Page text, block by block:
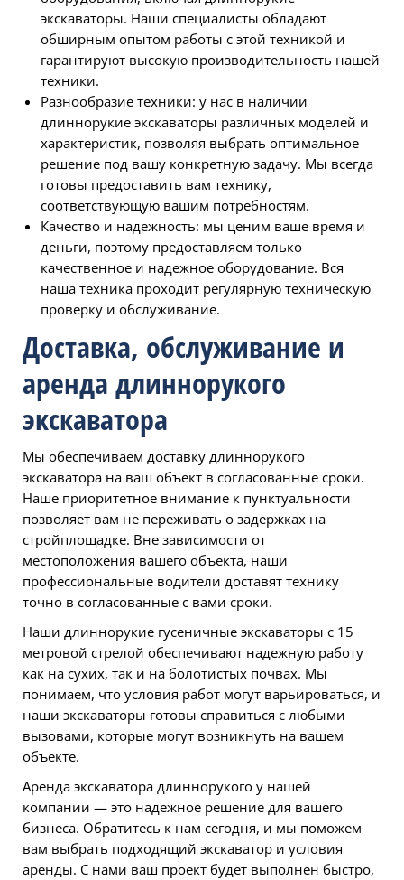
экскаваторы. Наши специалисты обладают
обширным опытом работы с этой техникой и
гарантируют высокую производительность нашей
техники.
Разнообразие техники: у нас в наличии
длиннорукие экскаваторы различных моделей и
характеристик, позволяя выбрать оптимальное
решение под вашу конкретную задачу. Мы всегда
готовы предоставить вам технику,
соответствующую вашим потребностям.
Качество и надежность: мы ценим ваше время и
деньги, поэтому предоставляем только
качественное и надежное оборудование. Вся
наша техника проходит регулярную техническую
проверку и обслуживание.
Доставка, обслуживание и
аренда длиннорукого
экскаватора
Мы обеспечиваем доставку длиннорукого
экскаватора на ваш объект в согласованные сроки.
Наше приоритетное внимание к пунктуальности
позволяет вам не переживать о задержках на
стройплощадке. Вне зависимости от
местоположения вашего объекта, наши
профессиональные водители доставят технику
точно в согласованные с вами сроки.
Наши длиннорукие гусеничные экскаваторы с 15
метровой стрелой обеспечивают надежную работу
как на сухих, так и на болотистых почвах. Мы
понимаем, что условия работ могут варьироваться, и
наши экскаваторы готовы справиться с любыми
вызовами, которые могут возникнуть на вашем
объекте.
Аренда экскаватора длиннорукого у нашей
компании — это надежное решение для вашего
бизнеса. Обратитесь к нам сегодня, и мы поможем
вам выбрать подходящий экскаватор и условия
аренды. С нами ваш проект будет выполнен быстро,